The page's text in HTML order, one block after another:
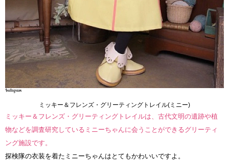
ミッキー＆フレンズ・グリーティングトレイル(ミニー)
ミッキー＆フレンズ・グリーティングトレイルは、古代文明の遺跡や植
物などを調査研究しているミニーちゃんに会うことができるグリーティ
ング施設です。
探検隊の衣装を着たミニーちゃんはとてもかわいいですよ。